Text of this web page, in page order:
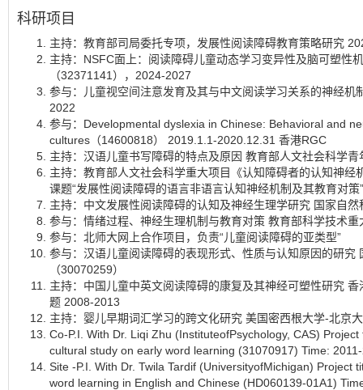
科研项目
主持：教育部司局委托专项，发展性阅读障碍教育策略研究
主持：NSFC面上：阅读障碍儿童动态学习变异性及脑可塑性
（32371141），2024-2027
参与：儿童视空间注意发育及其与中文阅读学习关系的神经机
2022
参与：Developmental dyslexia in Chinese: Behavioral and
cultures（14600818） 2019.1.1-2020.12.31 香港RGC
主持：汉语儿童书写障碍的特点及原因 教育部人文社会科学
主持：教育部人文社会科学重大项目《认知障碍者的认知神经
课题“发展性阅读障碍的语言非语言认知神经机制及其教育对策
主持：中文发展性阅读障碍的认知及神经生理学研究 国家自然
参与：情绪过程、神经生理机制与教育对策 教育部科学技术重
参与：北师大网上合作项目，负责“儿童阅读障碍的亚类型”
参与：汉语儿童阅读障碍的表现形式、性质与认知原因的研究
（30070259）
主持：中国儿童中英文阅读障碍的康复及其神经可塑性研究
题 2008-2013
主持：婴儿早期词汇学习的跨文化研究 美国密西根大学-北京
Co-P.I. With Dr. Liqi Zhu (InstituteofPsychology, CAS)
cultural study on early word learning (31070917) Time:
Site -P.I. With Dr. Twila Tardif (UniversityofMichigan) Project
word learning in English and Chinese (HD060139-01A1)